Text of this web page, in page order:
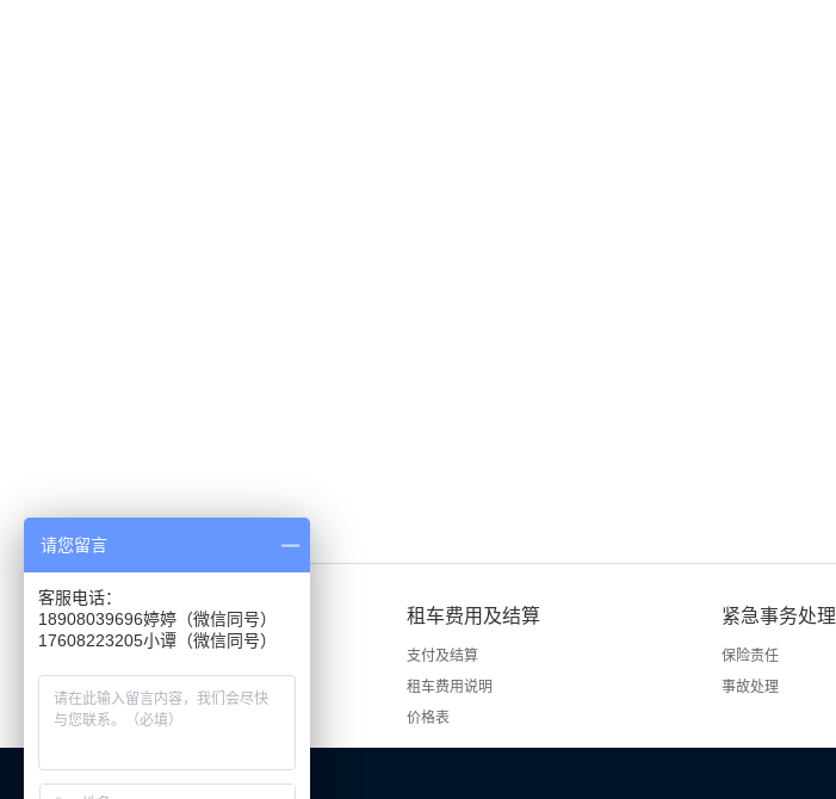
租车说明
租车流程
租车费用及结算
支付及结算
租车费用说明
价格表
紧急事务处理
保险责任
事故处理
请您留言
客服电话：
18908039696婷婷（微信同号）